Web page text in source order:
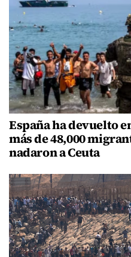
España ha devuelto
más de 48,000
nadaron a Ceuta